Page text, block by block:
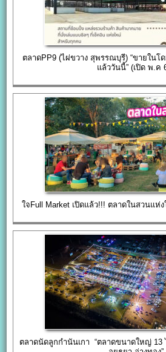
ตลาดPP9 (ไผ่ขวาง สุพรรณบุรี) “ขายในโ
แล้ววันนี้” (เปิด พ.ค
ใจFull Market เปิดแล้ว!!! ตลาดในสวนแห่
ตลาดนัดลูกกำนันเกา “ตลาดขนาดใหญ่ 13